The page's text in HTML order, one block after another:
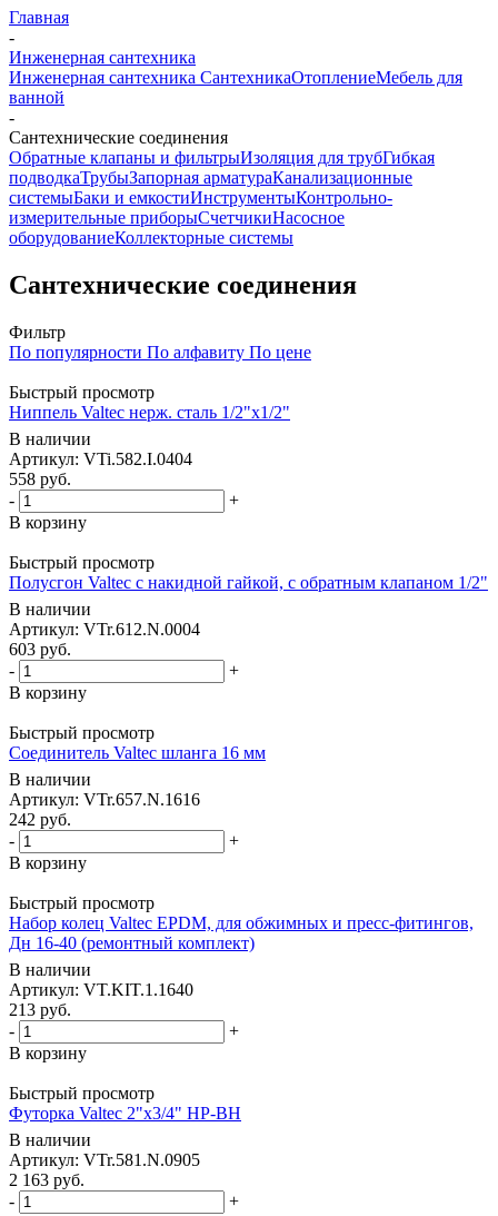
Главная
-
Инженерная сантехника
Инженерная сантехника СантехникаОтоплениеМебель для
ванной
-
Сантехнические соединения
Обратные клапаны и фильтрыИзоляция для трубГибкая
подводкаТрубыЗапорная арматураКанализационные
системыБаки и емкостиИнструментыКонтрольно-
измерительные приборыСчетчикиНасосное
оборудованиеКоллекторные системы
Сантехнические соединения
Фильтр
По популярности По алфавиту По цене
Быстрый просмотр
Ниппель Valtec нерж. cталь 1/2"х1/2"
В наличии
Артикул: VTi.582.I.0404
558 руб.
-
+
В корзину
Быстрый просмотр
Полусгон Valtec с накидной гайкой, с обратным клапаном 1/2"
В наличии
Артикул: VTr.612.N.0004
603 руб.
-
+
В корзину
Быстрый просмотр
Соединитель Valtec шланга 16 мм
В наличии
Артикул: VTr.657.N.1616
242 руб.
-
+
В корзину
Быстрый просмотр
Набор колец Valtec EPDM, для обжимных и пресс-фитингов,
Дн 16-40 (ремонтный комплект)
В наличии
Артикул: VT.KIT.1.1640
213 руб.
-
+
В корзину
Быстрый просмотр
Футорка Valtec 2"х3/4" НР-ВН
В наличии
Артикул: VTr.581.N.0905
2 163 руб.
-
+